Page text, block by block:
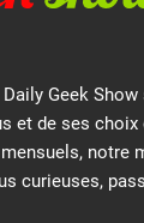
Geek
et de ses
notre
curieuses,